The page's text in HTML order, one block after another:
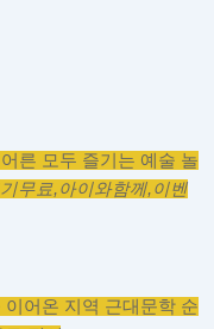
른 모두 즐기는 예술 놀
무료,아이와함께,이벤
이어온 지역 근대문학 순